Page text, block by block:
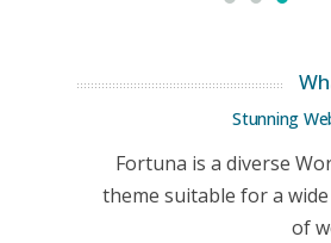
Stunning
Fortuna is a diverse
theme suitable for a
of